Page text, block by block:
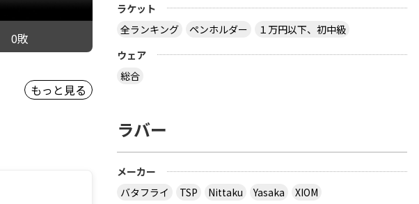
0敗
もっと見る
ラケット
全ランキング
ペンホルダー
１万円以下、初中級
ウェア
総合
ラバー
メーカー
バタフライ
TSP Nittaku Yasaka
XIOM